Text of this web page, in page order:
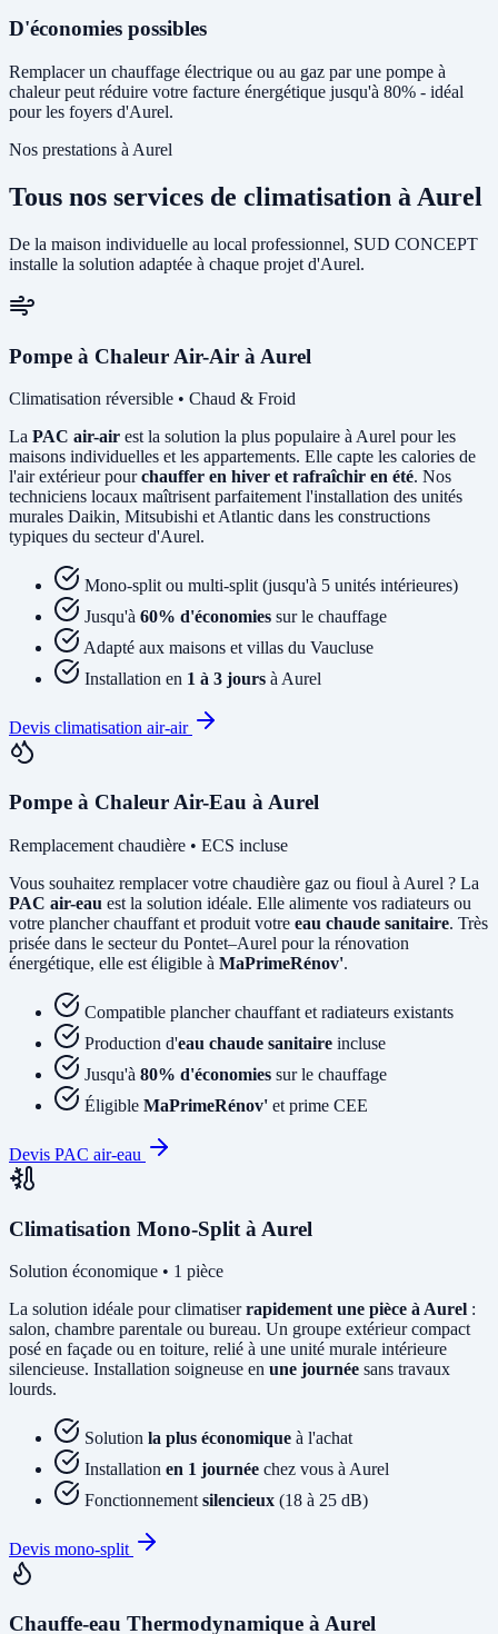
D'économies possibles
Remplacer un chauffage électrique ou au gaz par une pompe à
chaleur peut réduire votre facture énergétique jusqu'à 80% - idéal
pour les foyers d'Aurel.
Nos prestations à Aurel
Tous nos services de climatisation à Aurel
De la maison individuelle au local professionnel, SUD CONCEPT
installe la solution adaptée à chaque projet d'Aurel.
Pompe à Chaleur Air-Air à Aurel
Climatisation réversible • Chaud & Froid
La PAC air-air est la solution la plus populaire à Aurel pour les
maisons individuelles et les appartements. Elle capte les calories de
l'air extérieur pourchauffer en hiver et rafraîchir en été. Nos
techniciens locaux maîtrisent parfaitement l'installation des unités
murales Daikin, Mitsubishi et Atlantic dans les constructions
typiques du secteur d'Aurel.
Mono-split ou multi-split (jusqu'à 5 unités intérieures)
Jusqu'à 60% d'économies sur le chauffage
Adapté aux maisons et villas du Vaucluse
Installation en 1 à 3 jours à Aurel
Devis climatisation air-air
Pompe à Chaleur Air-Eau à Aurel
Remplacement chaudière • ECS incluse
Vous souhaitez remplacer votre chaudière gaz ou fioul à Aurel ? La
PAC air-eau est la solution idéale. Elle alimente vos radiateurs ou
votre plancher chauffant et produit votre eau chaude sanitaire. Très
prisée dans le secteur du Pontet–Aurel pour la rénovation
énergétique, elle est éligible à MaPrimeRénov'.
Compatible plancher chauffant et radiateurs existants
Production d'eau chaude sanitaire incluse
Jusqu'à 80% d'économies sur le chauffage
Éligible MaPrimeRénov' et prime CEE
Devis PAC air-eau
Climatisation Mono-Split à Aurel
Solution économique • 1 pièce
La solution idéale pour climatiserrapidement une pièce à Aurel :
salon, chambre parentale ou bureau. Un groupe extérieur compact
posé en façade ou en toiture, relié à une unité murale intérieure
silencieuse. Installation soigneuse en une journée sans travaux
lourds.
Solution la plus économique à l'achat
Installation en 1 journée chez vous à Aurel
Fonctionnement silencieux (18 à 25 dB)
Devis mono-split
Chauffe-eau Thermodynamique à Aurel